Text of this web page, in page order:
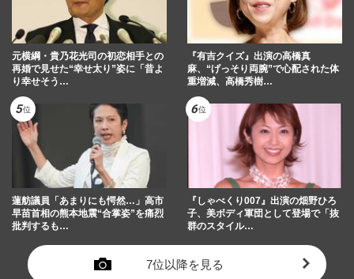
元横綱・貴乃花光司の初恋相手との
再婚で見せた“幸せ太り”姿に「昔よ
り幸せそう…
『有吉クイズ』出演の高橋真
麻、“げっそり両腕”で心配された体
重増減、高橋秀樹…
蓮舫議員「あまりにも愕然…」高市
早苗首相の熊本地震“合掌姿”を痛烈
批判するも…
『しゃべくり007』出演の畑野ひろ
子、美ボディ軍団として登場で「抜
群のスタイル…
7位以降を見る